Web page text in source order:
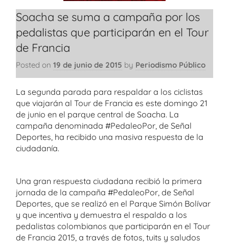
Soacha se suma a campaña por los
pedalistas que participarán en el Tour
de Francia
Posted on 19 de junio de 2015 by Periodismo Público
La segunda parada para respaldar a los ciclistas
que viajarán al Tour de Francia es este domingo 21
de junio en el parque central de Soacha. La
campaña denominada #PedaleoPor, de Señal
Deportes, ha recibido una masiva respuesta de la
ciudadanía.
Una gran respuesta ciudadana recibió la primera
jornada de la campaña #PedaleoPor, de Señal
Deportes, que se realizó en el Parque Simón Bolívar
y que incentiva y demuestra el respaldo a los
pedalistas colombianos que participarán en el Tour
de Francia 2015, a través de fotos, tuits y saludos